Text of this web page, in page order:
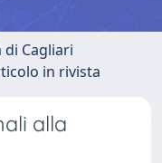
di Cagliari
in rivista
alla